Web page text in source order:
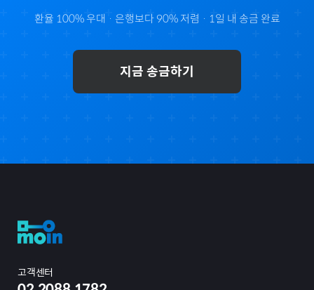
환율 100% 우대 · 은행보다 90% 저렴 · 1일 내 송금 완료
지금 송금하기
고객센터